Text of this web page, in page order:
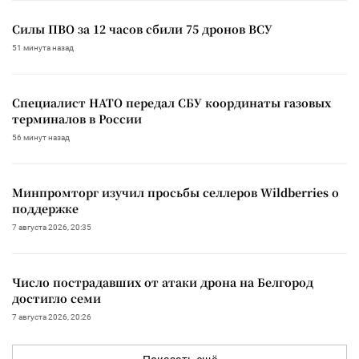
Силы ПВО за 12 часов сбили 75 дронов ВСУ
51 минута назад
Специалист НАТО передал СБУ координаты газовых
терминалов в России
56 минут назад
Минпромторг изучил просьбы селлеров Wildberries о
поддержке
7 августа 2026, 20:35
Число пострадавших от атаки дрона на Белгород
достигло семи
7 августа 2026, 20:26